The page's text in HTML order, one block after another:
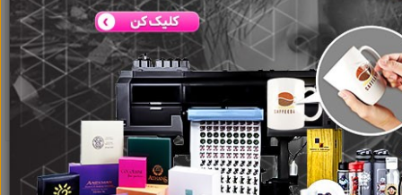
نتیجه ای یافت نشد
گروه ها